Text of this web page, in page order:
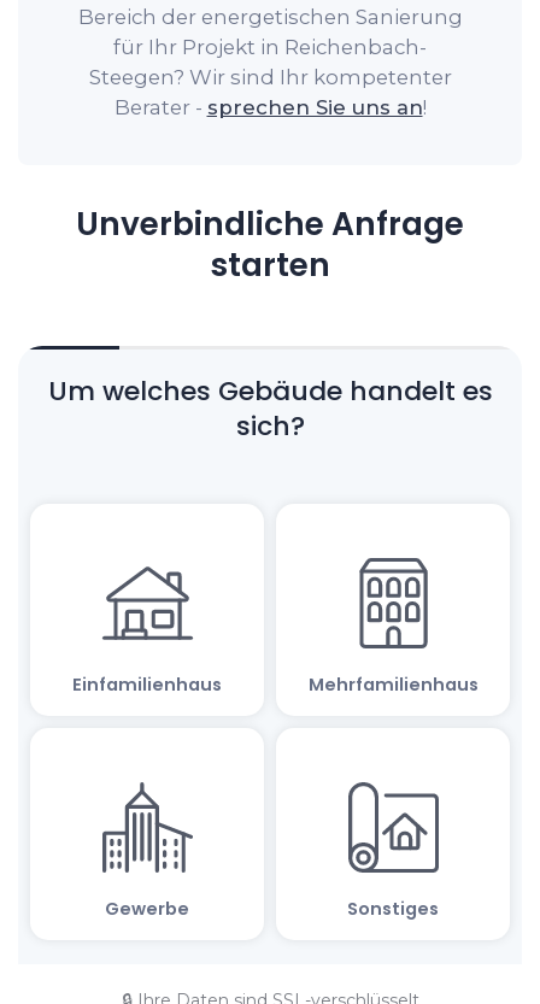
Bereich der energetischen Sanierung
für Ihr Projekt in Reichenbach-
Steegen? Wir sind Ihr kompetenter
Berater - sprechen Sie uns an!
Unverbindliche Anfrage
starten